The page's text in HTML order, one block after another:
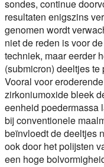
sondes, continue
resultaten enigszins
genomen wordt
niet de reden is voor
techniek, maar eerder
(submicron) deeltjes
Vooral voor
zirkoniumoxide bleek
eenheid poedermassa
bij conventionele
beïnvloedt de deeltjes
ook door het polijsten
een hoge